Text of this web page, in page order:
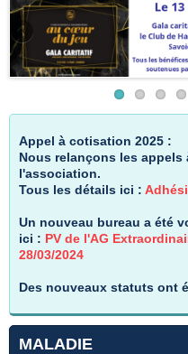
Appel à cotisation 2025 :
Nous relançons les
l'association.
Tous les détails ici :
Un nouveau bureau a été
ici : PV de l'AG
28/03/2024
Des nouveaux statuts ont
MALADIE